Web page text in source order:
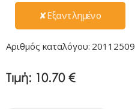
✘Εξαντλημένο
Αριθμός καταλόγου: 20112509
Τιμή: 10.70 €